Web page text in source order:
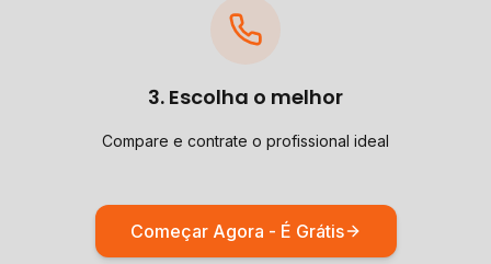
3. Escolha o melhor
Compare e contrate o profissional ideal
Começar Agora - É Grátis